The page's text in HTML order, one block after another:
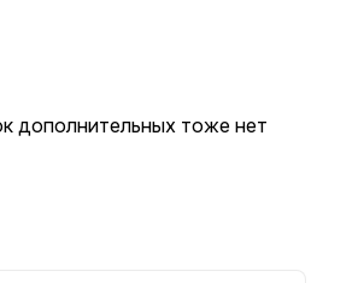
дополнительных тоже нет